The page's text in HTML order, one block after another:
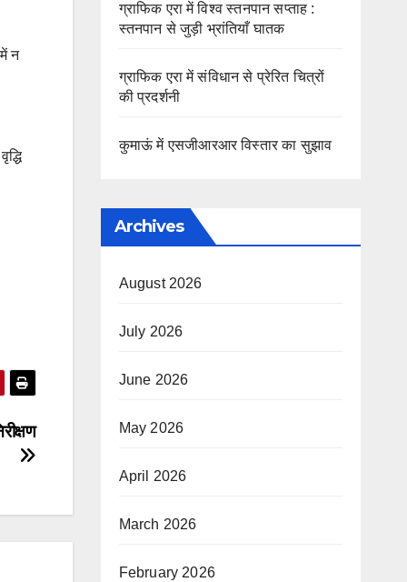
न
ग्राफिक एरा में विश्व स्तनपान सप्ताह :
स्तनपान से जुड़ी भ्रांतियाँ घातक
ग्राफिक एरा में संविधान से प्रेरित चित्रों
की प्रदर्शनी
कुमाऊं में एसजीआरआर विस्तार का सुझाव
Archives
August 2026
July 2026
June 2026
May 2026
April 2026
March 2026
February 2026